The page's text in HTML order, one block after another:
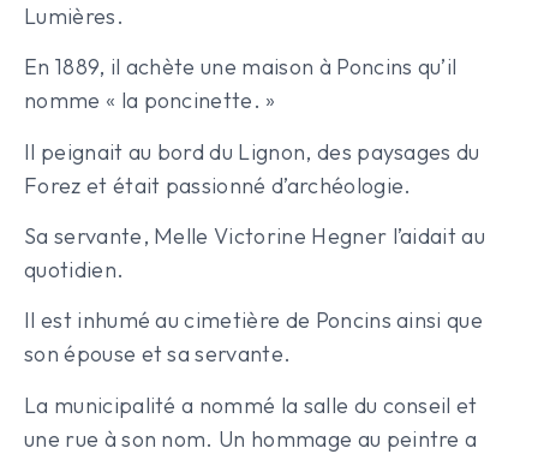
Lumières.
En 1889, il achète une maison à Poncins qu’il
nomme « la poncinette. »
Il peignait au bord du Lignon, des paysages du
Forez et était passionné d’archéologie.
Sa servante, Melle Victorine Hegner l’aidait au
quotidien.
Il est inhumé au cimetière de Poncins ainsi que
son épouse et sa servante.
La municipalité a nommé la salle du conseil et
une rue à son nom. Un hommage au peintre a